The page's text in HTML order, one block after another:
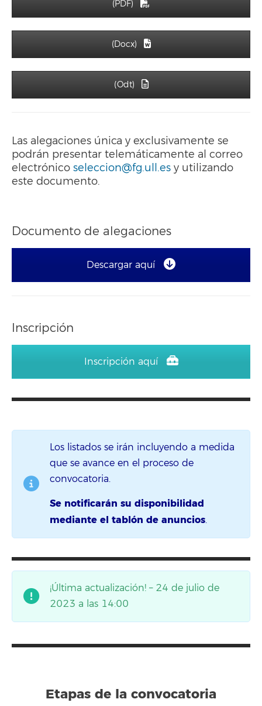
(PDF)
(Docx)
(Odt)
Las alegaciones única y exclusivamente se
podrán presentar telemáticamente al correo
electrónico seleccion@fg.ull.es y utilizando
este documento.
Documento de alegaciones
Descargar aquí
Inscripción
Inscripción aquí
Los listados se irán incluyendo a medida
que se avance en el proceso de
convocatoria.
Se notificarán su disponibilidad
mediante el tablón de anuncios.
¡Última actualización! – 24 de julio de
2023 a las 14:00
Etapas de la convocatoria